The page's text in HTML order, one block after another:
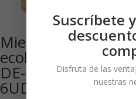
Miel de azahar
ecológica 275 g
DE-ÖKO-001
6UDS
Suscríbete
Disfruta de las
nuestras